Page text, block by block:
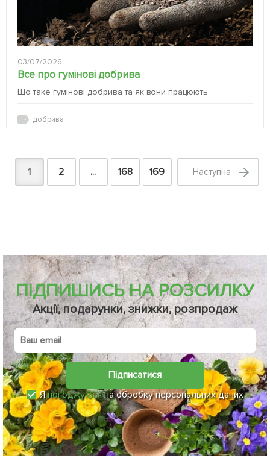
03/07/2026
Все про гумінові добрива
Що таке гумінові добрива та як вони працюють
добрива
1 2 ... 168 169 Наступна
ПІДПИШИСЬ НА РОЗСИЛКУ
Акції, подарунки, знижки, розпродаж
Підписатися
Япогоджуюсяна обробку персональних даних